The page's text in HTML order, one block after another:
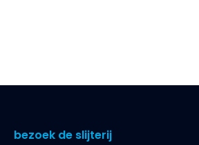
bezoek de slijterij